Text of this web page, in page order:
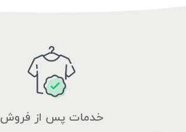
خدمات پس از فروش